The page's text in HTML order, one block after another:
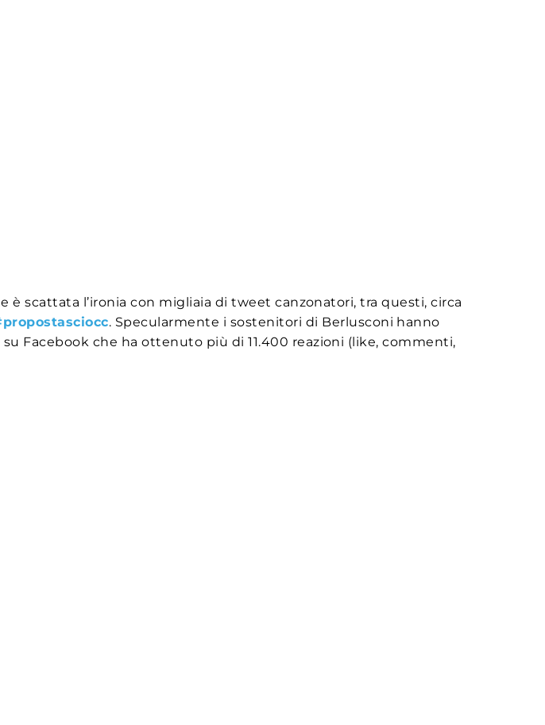
scattata l’ironia con migliaia di tweet canzonatori, tra questi, circa
. Specularmente i sostenitori di Berlusconi hanno
Facebook che ha ottenuto più di 11.400 reazioni (like, commenti,